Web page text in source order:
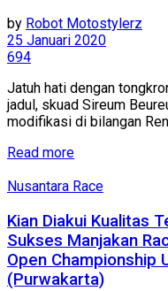
by Robot Motostylerz
25 Januari 2020
694
Jatuh hati dengan
jadul, skuad Sireum
modifikasi di bilangan
Read more
Nusantara Race
Kian Diakui Kualitas
Sukses Manjakan
Open Championship
(Purwakarta)